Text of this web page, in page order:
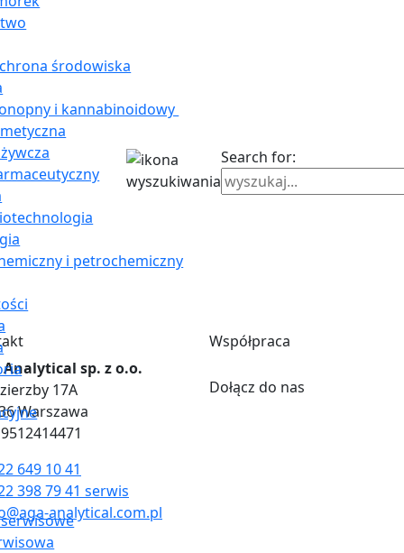
środowiska
i kannabinoidowy
i petrochemiczny
serwisowe
Search for:
Analytical sp. z o.o.
17A
Warszawa
649 10 41
398 79 41 serwis
analytical.com.pl
Współpraca
Dołącz do nas